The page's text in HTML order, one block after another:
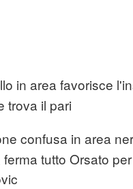
in area favorisce
trova il pari
confusa in area
tutto Orsato